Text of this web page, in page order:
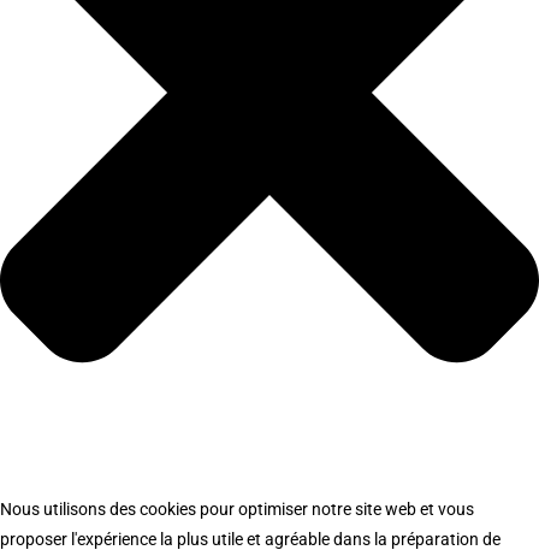
Nous utilisons des cookies pour optimiser notre site web et vous
proposer l'expérience la plus utile et agréable dans la préparation de